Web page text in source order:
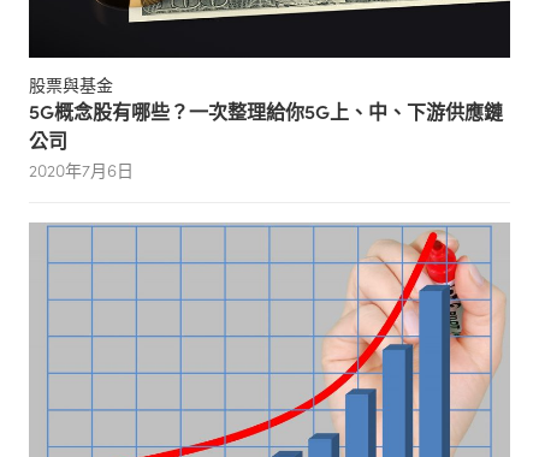
股票與基金
5G概念股有哪些？一次整理給你5G上、中、下游供應鏈
公司
2020年7月6日